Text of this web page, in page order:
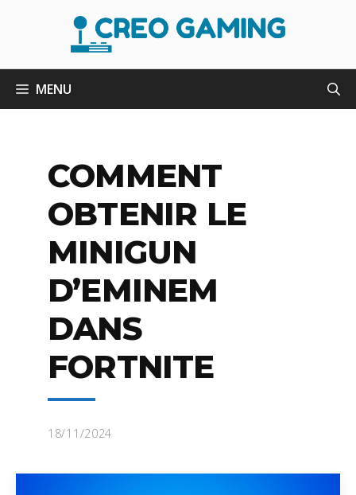
MENU
COMMENT
OBTENIR LE
MINIGUN
D’EMINEM
DANS
FORTNITE
18/11/2024